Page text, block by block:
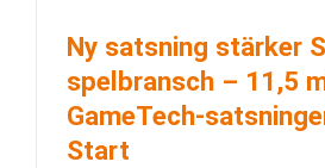
Ny satsning stärker
spelbransch – 11,5
GameTech-
Start